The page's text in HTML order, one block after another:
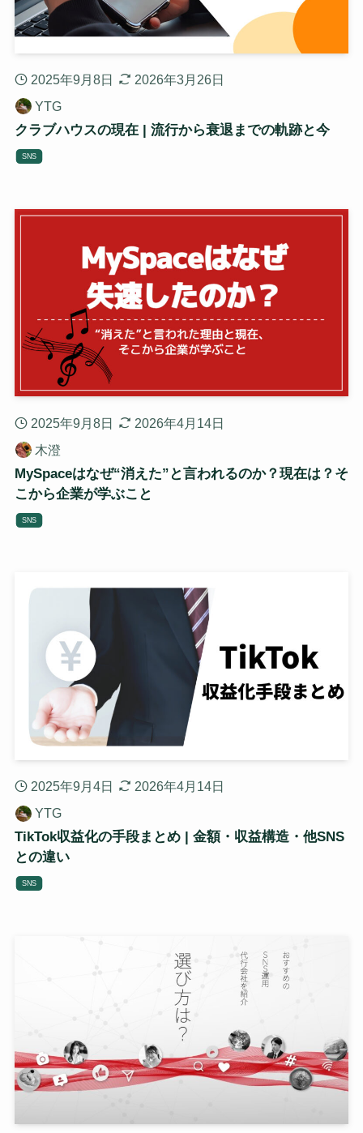
2025年9月8日
2026年3月26日
YTG
クラブハウスの現在 | 流行から衰退までの軌跡と今
SNS
2025年9月8日
2026年4月14日
木澄
MySpaceはなぜ“消えた”と言われるのか？現在は？そ
こから企業が学ぶこと
SNS
2025年9月4日
2026年4月14日
YTG
TikTok収益化の手段まとめ | 金額・収益構造・他SNS
との違い
SNS